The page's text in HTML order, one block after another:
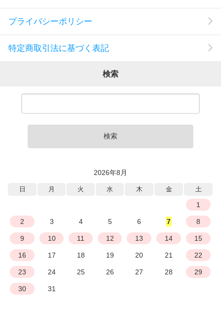
プライバシーポリシー
特定商取引法に基づく表記
検索
検索
2026年8月
日 月 火 水 木 金 土
1
2 3 4 5 6 7 8
9 10 11 12 13 14 15
16 17 18 19 20 21 22
23 24 25 26 27 28 29
30 31